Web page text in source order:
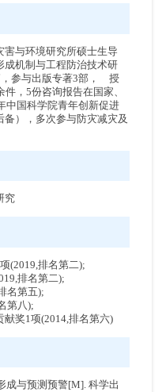
害与环境研究所硕士生导
成机制与工程防治技术研
，参与出版专著3部， 授
，5份咨询报告在国家、
中国科学院青年创新促进
），多次参与防灾减灾及
究
(2019,排名第二);
排名第二);
名第五);
第八);
献奖1项(2014,排名第六)
成与预测预警[M]. 科学出